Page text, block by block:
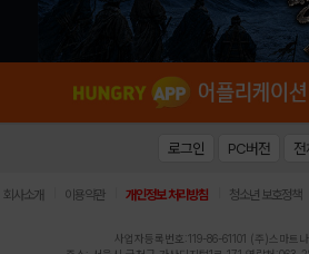
로그인 PC버전
회사소개 이용약관 개인정보 처리방침 청소년 보호정책
사업자등록번호:119-86-61101 (주)스마트